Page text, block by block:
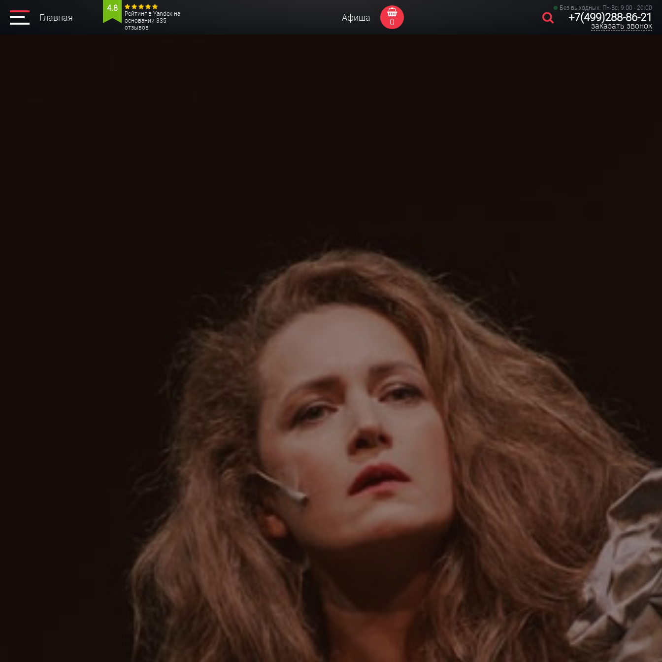
Главная
4.8
Рейтинг в Yandex на
основании 335
отзывов
Афиша 0
Без выходных: Пн-Вс: 9:00 - 20:00
+7(499)288-86-21
заказать звонок